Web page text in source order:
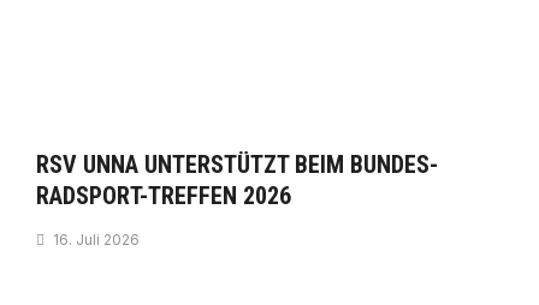
RSV UNNA UNTERSTÜTZT BEIM BUNDES-
RADSPORT-TREFFEN 2026
16. Juli 2026